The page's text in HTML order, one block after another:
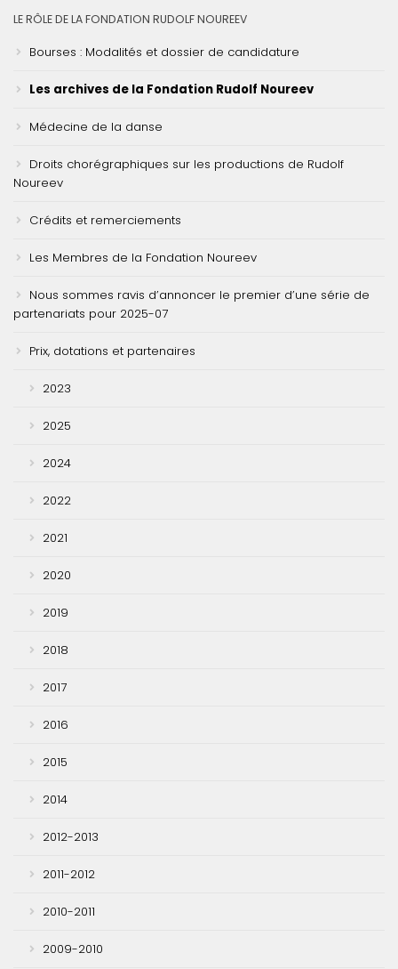
LE RÔLE DE LA FONDATION RUDOLF NOUREEV
Bourses : Modalités et dossier de candidature
Les archives de la Fondation Rudolf Noureev
Médecine de la danse
Droits chorégraphiques sur les productions de Rudolf
Noureev
Crédits et remerciements
Les Membres de la Fondation Noureev
Nous sommes ravis d’annoncer le premier d’une série de
partenariats pour 2025-07
Prix, dotations et partenaires
2023
2025
2024
2022
2021
2020
2019
2018
2017
2016
2015
2014
2012-2013
2011-2012
2010-2011
2009-2010